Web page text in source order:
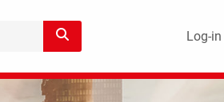
Log-in